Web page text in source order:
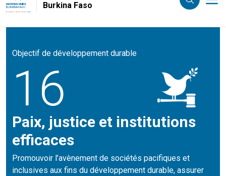
NATIONS UNIES
BURKINA FASO
Burkina Faso
Objectif de développement durable
16
Paix, justice et institutions
efficaces
Promouvoir l’avènement de sociétés pacifiques et
inclusives aux fins du développement durable, assurer